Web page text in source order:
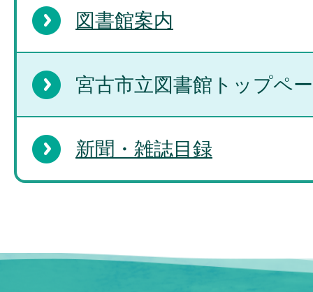
図書館案内
宮古市立図書館トップペ
新聞・雑誌目録